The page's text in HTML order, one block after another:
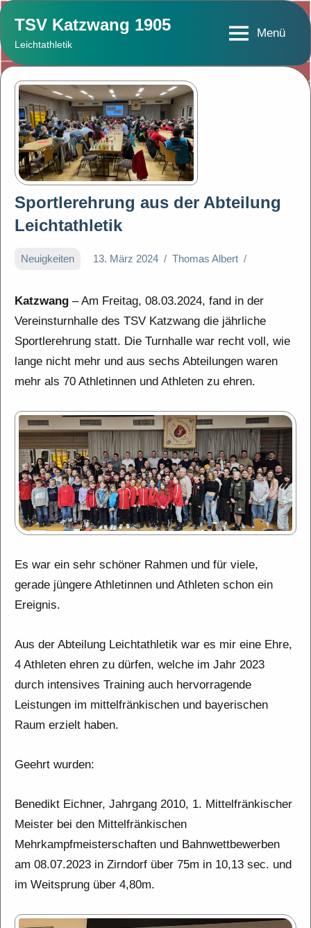
Zum
Inhalt
springen
TSV Katzwang 1905
Leichtathletik
Menü
Sportlerehrung aus der Abteilung
Leichtathletik
Neuigkeiten 13. März 2024 Thomas Albert
Katzwang – Am Freitag, 08.03.2024, fand in der
Vereinsturnhalle des TSV Katzwang die jährliche
Sportlerehrung statt. Die Turnhalle war recht voll, wie
lange nicht mehr und aus sechs Abteilungen waren
mehr als 70 Athletinnen und Athleten zu ehren.
Es war ein sehr schöner Rahmen und für viele,
gerade jüngere Athletinnen und Athleten schon ein
Ereignis.
Aus der Abteilung Leichtathletik war es mir eine Ehre,
4 Athleten ehren zu dürfen, welche im Jahr 2023
durch intensives Training auch hervorragende
Leistungen im mittelfränkischen und bayerischen
Raum erzielt haben.
Geehrt wurden:
Benedikt Eichner, Jahrgang 2010, 1. Mittelfränkischer
Meister bei den Mittelfränkischen
Mehrkampfmeisterschaften und Bahnwettbewerben
am 08.07.2023 in Zirndorf über 75m in 10,13 sec. und
im Weitsprung über 4,80m.